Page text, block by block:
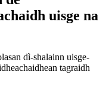
uisge na
dì-shalainn uisge-
tagraidh